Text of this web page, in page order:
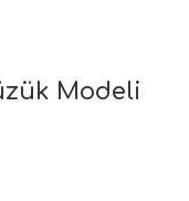
Modeli